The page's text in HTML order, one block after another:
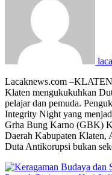
Lacaknews.com
Klaten mengukukuhkan
pelajar dan pemuda.
Integrity Night yang
Grha Bung Karno (GBK)
Daerah Kabupaten Klaten,
Duta Antikorupsi bukan